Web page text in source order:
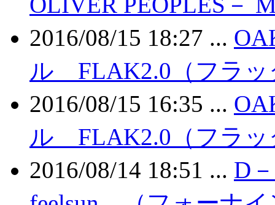
2016/08/15 18:27 ...
ル FLAK2.0（フラッ
2016/08/15 16:35 ...
ル FLAK2.0（フラッ
2016/08/14 18:51 ... D